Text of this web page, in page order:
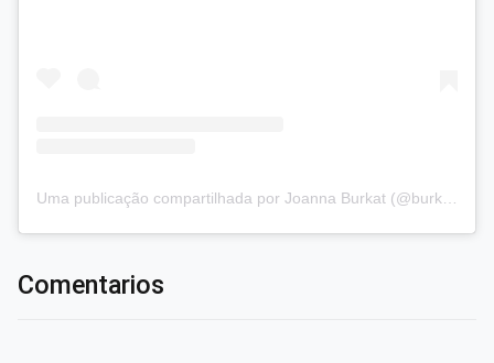
Uma publicação compartilhada por Joanna Burkat (@burkat.joanna)
Comentarios